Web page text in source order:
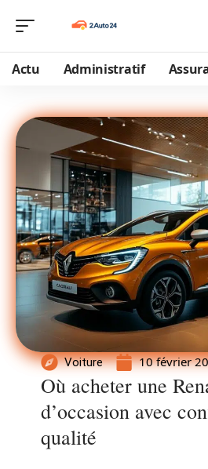
Actu Administratif
Voiture 10 février
Où acheter une
d’occasion avec
qualité